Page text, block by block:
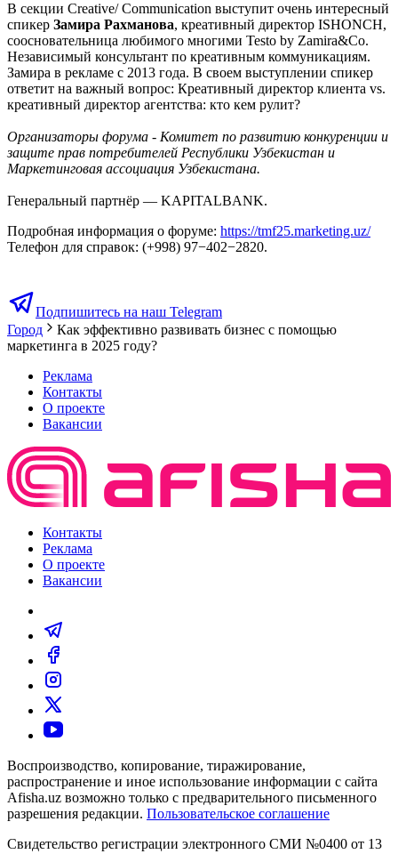
В секции Creative/ Communication выступит очень интересный
спикер Замира Рахманова, креативный директор ISHONCH,
соосновательница любимого многими Testo by Zamira&Co.
Независимый консультант по креативным коммуникациям.
Замира в рекламе с 2013 года. В своем выступлении спикер
ответит на важный вопрос: Креативный директор клиента vs.
креативный директор агентства: кто кем рулит?
Организаторы форума - Комитет по развитию конкуренции и
защите прав потребителей Республики Узбекистан и
Маркетинговая ассоциация Узбекистана.
Генеральный партнёр — KAPITALBANK.
Подробная информация о форуме: https://tmf25.marketing.uz/
Телефон для справок: (+998) 97−402−2820.
Подпишитесь на наш Telegram
Город
Как эффективно развивать бизнес с помощью
маркетинга в 2025 году?
Реклама
Контакты
О проекте
Вакансии
Контакты
Реклама
О проекте
Вакансии
Воспроизводство, копирование, тиражирование,
распространение и иное использование информации с сайта
Afisha.uz возможно только с предварительного письменного
разрешения редакции. Пользовательское соглашение
Свидетельство регистрации электронного СМИ №0400 от 13